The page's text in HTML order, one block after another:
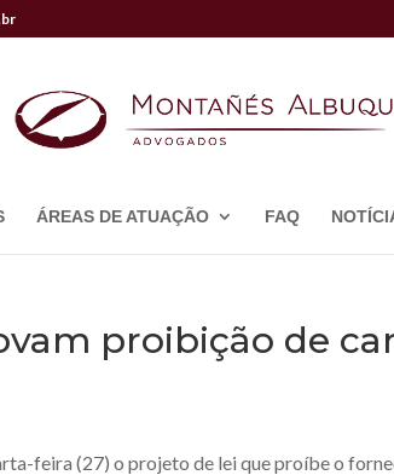
ÁREAS DE ATUAÇÃO FAQ
proibição de
feira (27) o projeto de lei que proíbe o